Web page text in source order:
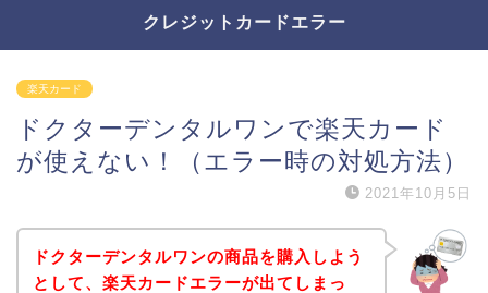
クレジットカードエラー
楽天カード
ドクターデンタルワンで楽天カード
が使えない！（エラー時の対処方法）
2021年10月5日
ドクターデンタルワンの商品を購入しよう
として、楽天カードエラーが出てしまっ